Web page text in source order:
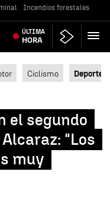
Incendios forestales
ÚLTIMA
HORA
Ciclismo Deportes
el segundo
"Los
muy